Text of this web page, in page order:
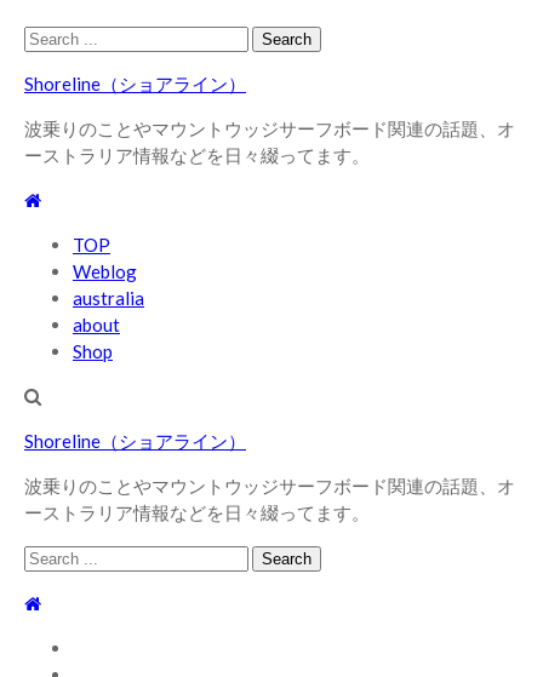
Skip
navigation
Skip
content
Search
Shoreline（ショアライン）
波乗りのことやマウントウッジサーフボード関連の話題、オ
ーストラリア情報などを日々綴ってます。
TOP
Weblog
australia
about
Shop
Shoreline（ショアライン）
波乗りのことやマウントウッジサーフボード関連の話題、オ
ーストラリア情報などを日々綴ってます。
Search